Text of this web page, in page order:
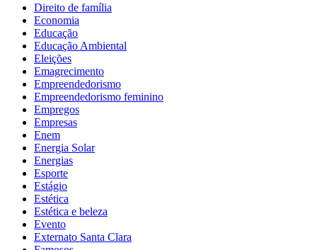
Direito de família
Economia
Educação
Educação Ambiental
Eleições
Emagrecimento
Empreendedorismo
Empreendedorismo feminino
Empregos
Empresas
Enem
Energia Solar
Energias
Esporte
Estágio
Estética
Estética e beleza
Evento
Externato Santa Clara